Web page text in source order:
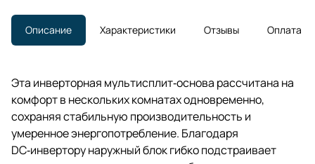
Описание Характеристики Отзывы Оплата
Эта инверторная мультисплит‑основа рассчитана на
комфорт в нескольких комнатах одновременно,
сохраняя стабильную производительность и
умеренное энергопотребление. Благодаря
DC‑инвертору наружный блок гибко подстраивает